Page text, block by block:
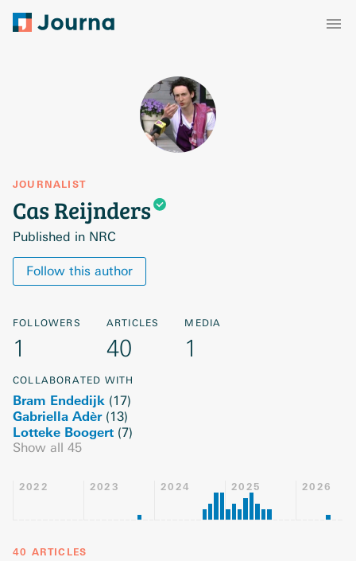
JOURNALIST
CasReijnders
Published in NRC
Follow this author
FOLLOWERS
1
ARTICLES
40
MEDIA
1
COLLABORATED WITH
Bram Endedijk (17)
Gabriella Adèr (13)
Lotteke Boogert (7)
Show all 45
2022 2023 2024 2025 2026
40 ARTICLES